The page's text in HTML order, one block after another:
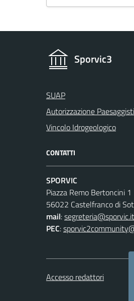
Sporvic3
SUAP
Autorizzazione
Vincolo Idrogeologico
CONTATTI
SPORVIC
Piazza Remo Bertoncini 1
56022 Castelfranco di
mail:segreteria@sporvic.it
PEC:
Accesso redattori